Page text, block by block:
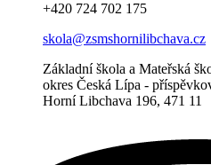
+420 724 702 175
skola@zsmshornilibchava.cz
Základní škola a Mateřská
okres Česká Lípa -
Horní Libchava 196, 471 11